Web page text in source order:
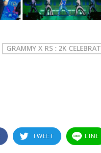
GRAMMY X RS : 2K
TWEET LINE